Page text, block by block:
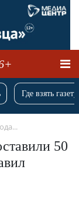
Где взять
50